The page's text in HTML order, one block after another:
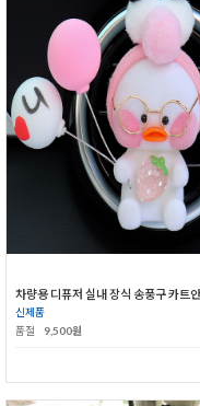
신제품
품절
9,500원